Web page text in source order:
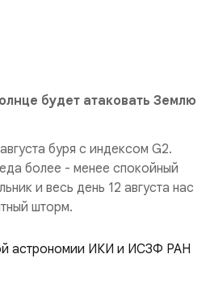
будет атаковать Землю
буря с индексом G2.
более - менее спокойный
и весь день 12 августа нас
шторм.
астрономии ИКИ и ИСЗФ РАН